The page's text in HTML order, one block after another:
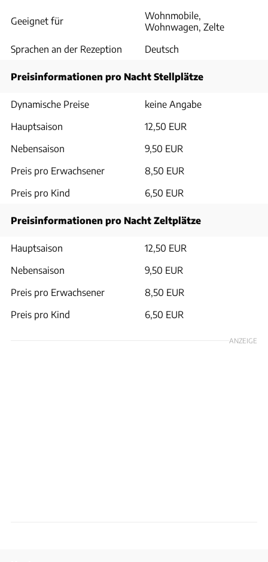
Geeignet für
Wohnmobile,
Wohnwagen, Zelte
Sprachen an der Rezeption
Deutsch
Preisinformationen pro Nacht Stellplätze
Dynamische Preise
keine Angabe
Hauptsaison
12,50 EUR
Nebensaison
9,50 EUR
Preis pro Erwachsener
8,50 EUR
Preis pro Kind
6,50 EUR
Preisinformationen pro Nacht Zeltplätze
Hauptsaison
12,50 EUR
Nebensaison
9,50 EUR
Preis pro Erwachsener
8,50 EUR
Preis pro Kind
6,50 EUR
ANZEIGE